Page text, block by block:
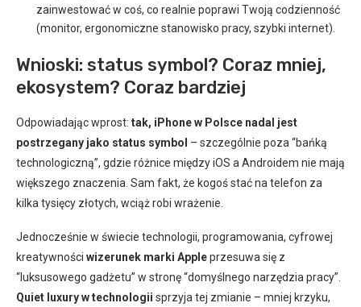
zainwestować w coś, co realnie poprawi Twoją codzienność
(monitor, ergonomiczne stanowisko pracy, szybki internet).
Wnioski: status symbol? Coraz mniej,
ekosystem? Coraz bardziej
Odpowiadając wprost: tak, iPhone w Polsce nadal jest
postrzegany jako status symbol – szczególnie poza “bańką
technologiczną”, gdzie różnice między iOS a Androidem nie mają
większego znaczenia. Sam fakt, że kogoś stać na telefon za
kilka tysięcy złotych, wciąż robi wrażenie.
Jednocześnie w świecie technologii, programowania, cyfrowej
kreatywności wizerunek marki Appleprzesuwa się z
“luksusowego gadżetu” w stronę “domyślnego narzędzia pracy”.
Quiet luxury w technologii sprzyja tej zmianie – mniej krzyku,